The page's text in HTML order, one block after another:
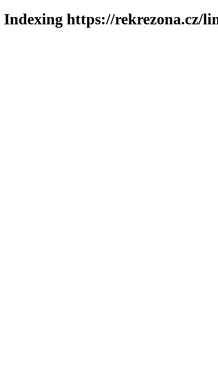
Indexing https://rekrezona.cz/